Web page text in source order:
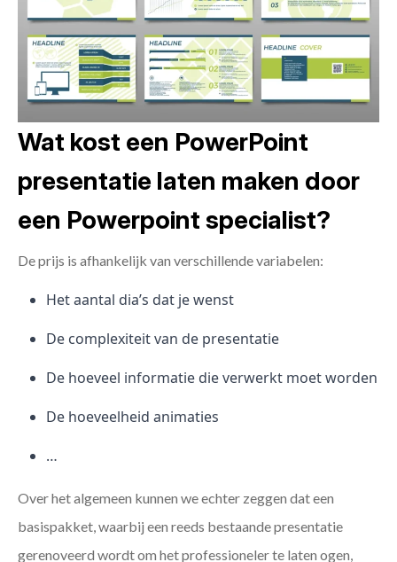
Wat kost een PowerPoint
presentatie laten maken door
een Powerpoint specialist?
De prijs is afhankelijk van verschillende variabelen:
Het aantal dia’s dat je wenst
De complexiteit van de presentatie
De hoeveel informatie die verwerkt moet worden
De hoeveelheid animaties
…
Over het algemeen kunnen we echter zeggen dat een
basispakket, waarbij een reeds bestaande presentatie
gerenoveerd wordt om het professioneler te laten ogen,